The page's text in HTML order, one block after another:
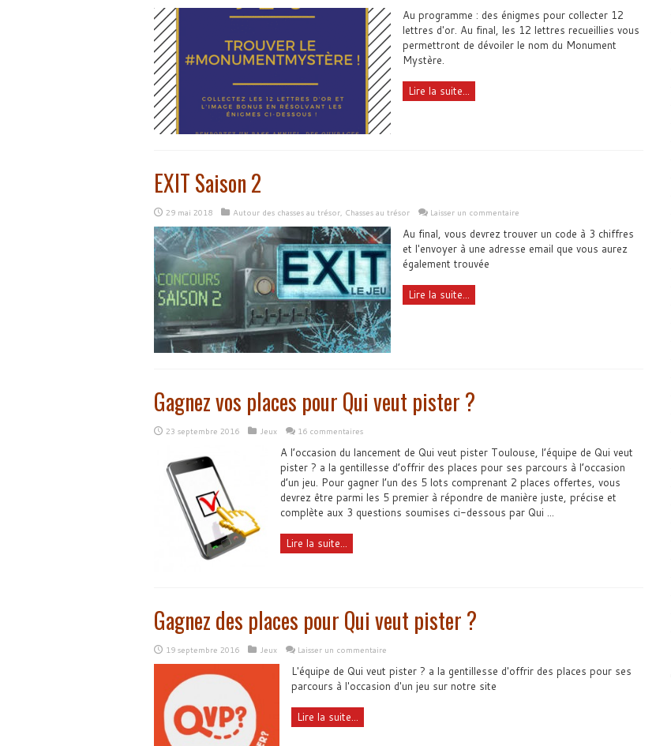
Au programme : des énigmes pour collecter 12
lettres d'or. Au final, les 12 lettres recueillies vous
permettront de dévoiler le nom du Monument
Mystère.
Lire la suite...
EXIT Saison 2
29 mai 2018 Autour des chasses au trésor, Chasses au trésor Laisser un commentaire
Au final, vous devrez trouver un code à 3 chiffres
et l'envoyer à une adresse email que vous aurez
également trouvée
Lire la suite...
Gagnez vos places pour Qui veut pister ?
23 septembre 2016 Jeux 16 commentaires
A l’occasion du lancement de Qui veut pister Toulouse, l’équipe de Qui veut
pister ? a la gentillesse d’offrir des places pour ses parcours à l’occasion
d’un jeu. Pour gagner l’un des 5 lots comprenant 2 places offertes, vous
devrez être parmi les 5 premier à répondre de manière juste, précise et
complète aux 3 questions soumises ci-dessous par Qui ...
Lire la suite...
Gagnez des places pour Qui veut pister ?
19 septembre 2016 Jeux Laisser un commentaire
L'équipe de Qui veut pister ? a la gentillesse d'offrir des places pour ses
parcours à l'occasion d'un jeu sur notre site
Lire la suite...